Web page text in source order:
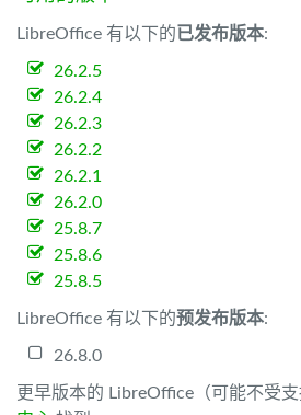
LibreOffice 有以下的已发布版本:
26.2.5
26.2.4
26.2.3
26.2.2
26.2.1
26.2.0
25.8.7
25.8.6
25.8.5
LibreOffice 有以下的预发布版本:
26.8.0
更早版本的 LibreOffice（可能不受